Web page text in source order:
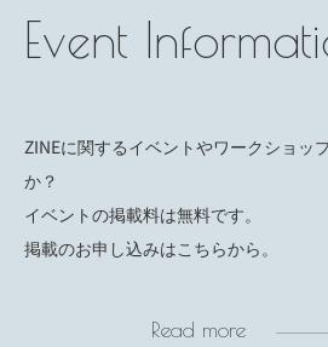
Event
ZINEに関するイベントやワークショッ
か？
イベントの掲載料は無料です。
掲載のお申し込みはこちらから。
Read more